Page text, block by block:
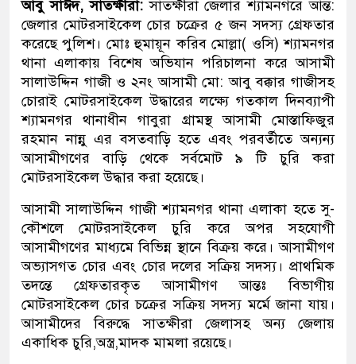
আবু সাঈদ, সাতক্ষীরা:সাতক্ষীরা জেলার শ্যামনগরে আন্ত:
জেলার মোটরসাইকেল চোর চক্রের ৫ জন সদস্য গ্রেফতার
করেছে পুলিশ। মোঃ হুমায়ূন করিব মোল্লা( ওসি) শ্যামনগর
থানা এলাকায় বিশেষ অভিযান পরিচালনা করে আসামী
সালাউদ্দিন গাজী ও ২নং আসামী মো: আবু বক্কার গাজীসহ
চোরাই মোটরসাইকেল উদ্ধারের লক্ষ্যে গতকাল দিনব্যাপী
শ্যামনগর থানাধীন গাবুরা গ্রামস্থ আসামী মোস্তাফিজুর
রহমান নান্নু এর বসতবাড়ি হতে এবং পরবর্তীতে অন্যন্য
আসামীগণের বাড়ি থেকে সর্বমোট ৯ টি চুরি করা
মোটরসাইকেল উদ্ধার করা হয়েছে।
আসামী সালাউদ্দিন গাজী শ্যামনগর থানা এলাকা হতে সু-
কৌশলে মোটরসাইকেল চুরি করে অপর সহযোগী
আসামীগণের মাধ্যমে বিভিন্ন স্থানে বিক্রয় করে। আসামীগণ
অভ্যাসগত চোর এবং চোর দলের সক্রিয় সদস্য। প্রাথমিক
তদন্তে গ্রেফতারকৃত আসামীগণ আন্তঃ বিভাগীয়
মোটরসাইকেল চোর চক্রের সক্রিয় সদস্য মর্মে জানা যায়।
আসামীদের বিরুদ্ধে সাতক্ষীরা জেলাসহ অন্য জেলায়
একাধিক চুরি,অস্ত্র,মাদক মামলা রয়েছে।